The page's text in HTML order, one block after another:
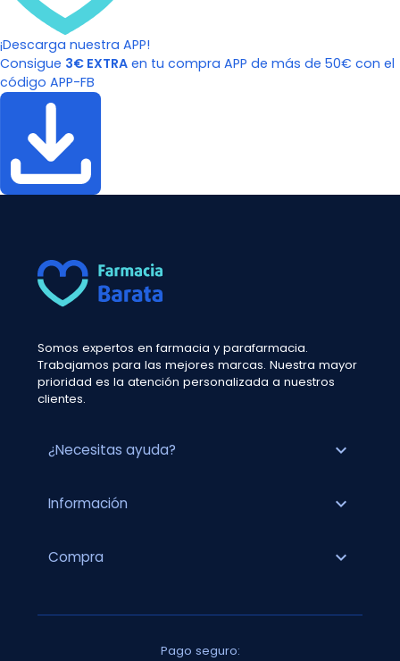
¡Descarga nuestra APP!
Consigue 3€ EXTRA en tu compra APP de más de 50€ con el
código APP-FB
Somos expertos en farmacia y parafarmacia.
Trabajamos para las mejores marcas. Nuestra mayor
prioridad es la atención personalizada a nuestros
clientes.
¿Necesitas ayuda? expand_more
Información expand_more
Compra expand_more
Pago seguro: